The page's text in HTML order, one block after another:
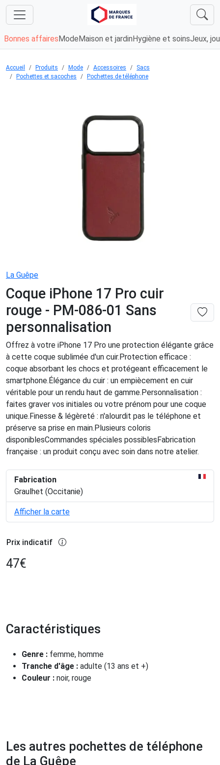
Bonnes affaires Mode Maison et jardin Hygiène et soinsJeux,
Accueil Produits Mode Accessoires
Sacs
Pochettes et sacoches
Pochettes de téléphone
La Guêpe
Coque iPhone 17 Pro cuir
rouge - PM-086-01 Sans
personnalisation
Offrez à votre iPhone 17 Pro une protection élégante grâce
à cette coque sublimée d'un cuir.Protection efficace :
coque absorbant les chocs et protégeant efficacement le
smartphone.Élégance du cuir : un empiècement en cuir
véritable pour un rendu haut de gamme.Personnalisation :
faites graver vos initiales ou votre prénom pour une coque
unique.Finesse & légèreté : n'alourdit pas le téléphone et
préserve sa prise en main.Plusieurs coloris
disponiblesCommandes spéciales possiblesFabrication
française : un produit conçu avec soin dans notre atelier.
Fabrication
Graulhet (Occitanie)
Afficher la carte
Prix indicatif
47€
Caractéristiques
Genre : femme, homme
Tranche d'âge : adulte (13 ans et +)
Couleur : noir, rouge
Les autres pochettes de téléphone
de La Guêpe